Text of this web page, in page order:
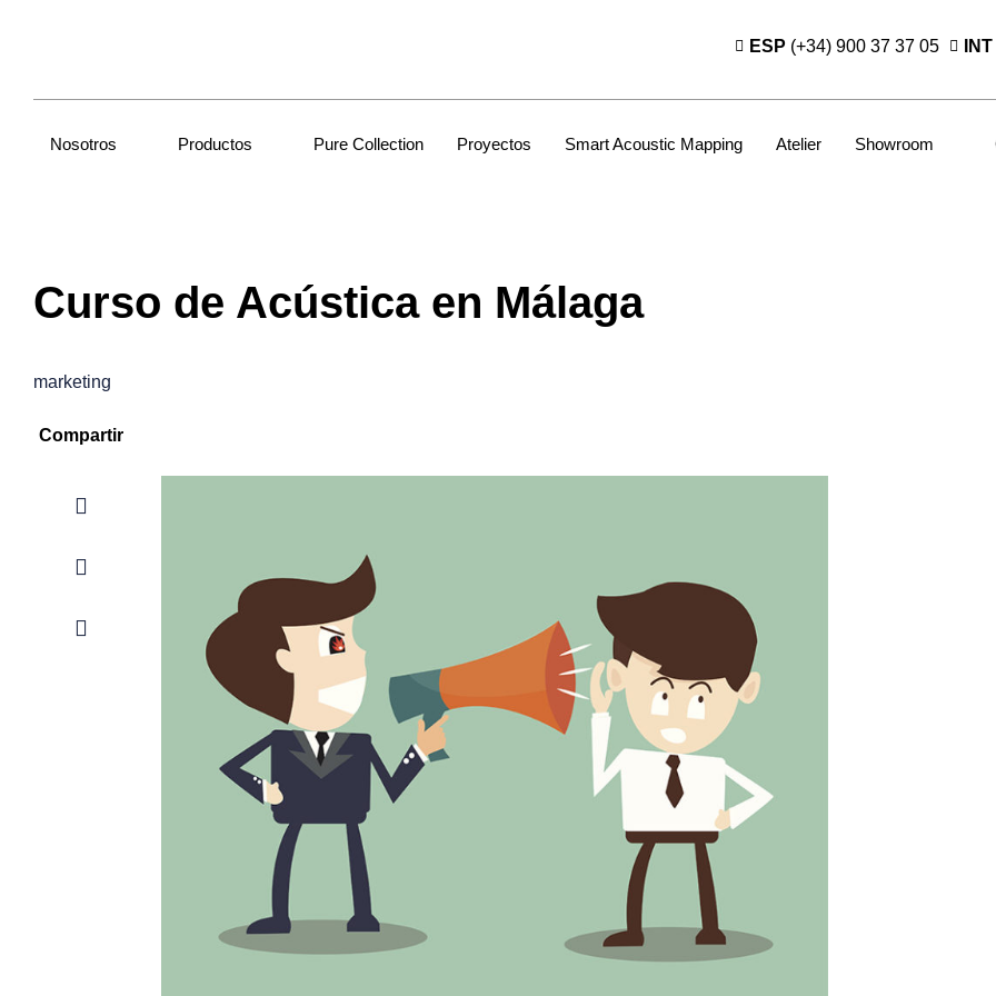
ESP (+34) 900 37 37 05 INT
Nosotros Productos Pure Collection Proyectos Smart Acoustic Mapping Atelier Showroom
Curso de Acústica en Málaga
marketing
Compartir